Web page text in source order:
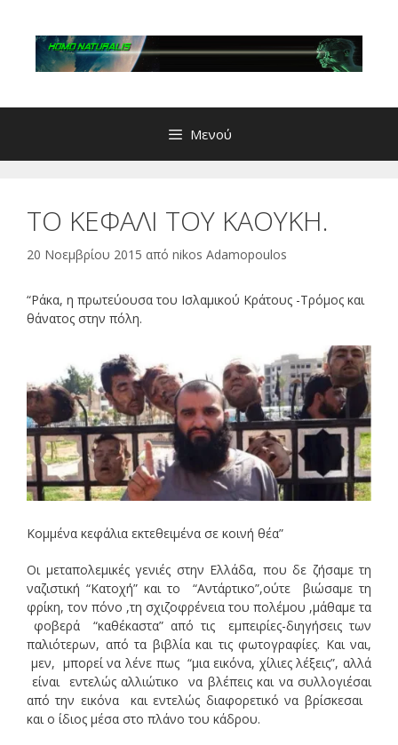
περιεχόμενο
Μενού
ΤΟ ΚΕΦΑΛΙ ΤΟΥ ΚΑΟΥΚΗ.
20 Νοεμβρίου 2015 από nikos Adamopoulos
“Ράκα, η πρωτεύουσα του Iσλαμικού Κράτους -Τρόμος και
θάνατος στην πόλη.
Κομμένα κεφάλια εκτεθειμένα σε κοινή θέα”
Οι μεταπολεμικές γενιές στην Ελλάδα, που δε ζήσαμε τη
ναζιστική “Κατοχή” και το “Αντάρτικο”,ούτε βιώσαμε τη
φρίκη, τον πόνο ,τη σχιζοφρένεια του πολέμου ,μάθαμε τα
φοβερά “καθέκαστα” από τις εμπειρίες-διηγήσεις των
παλιότερων, από τα βιβλία και τις φωτογραφίες. Και ναι,
μεν, μπορεί να λένε πως “μια εικόνα, χίλιες λέξεις”, αλλά
είναι εντελώς αλλιώτικο να βλέπεις και να συλλογιέσαι
από την εικόνα και εντελώς διαφορετικό να βρίσκεσαι
και ο ίδιος μέσα στο πλάνο του κάδρου.